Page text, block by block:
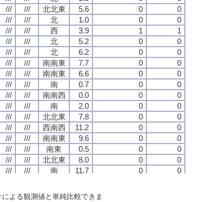
/// /// 北北東 5.6 0
0
/// /// 北 1.0 0
0
/// /// 西 3.9 1
1
/// /// 北 5.2 0
0
/// /// 北 6.2 0
0
/// /// 南南東 7.7 0
0
/// /// 南南東 6.6 0
0
/// /// 南 0.7 0
0
/// /// 南南西 0.0 0
0
/// /// 南 2.0 0
0
/// /// 北北東 7.8 0
0
/// /// 西南西 11.2 0
0
/// /// 南南東 9.6 0
0
/// /// 南東 0.5 0
0
/// /// 北北東 8.0 0
0
/// /// 南 11.7 0
0
/// 北 7.5
/// /// 北北東 5.6 0
0
/// /// 北 1.0 0
0
/// /// 西 3.9 1
1
/// /// 北 5.2 0
0
/// /// 北 6.2 0
0
/// /// 南南東 7.7 0
0
/// /// 南南東 6.6 0
0
/// /// 南 0.7 0
0
/// /// 南南西 0.0 0
0
/// /// 南 2.0 0
0
/// /// 北北東 7.8 0
0
/// /// 西南西 11.2 0
0
/// /// 南南東 9.6 0
0
/// /// 南東 0.5 0
0
/// /// 北北東 8.0 0
0
/// /// 南 11.7 0
0
/// 北 7.5
/// /// 北北東 5.6 0
0
/// /// 北 1.0 0
0
/// /// 西 3.9 1
1
/// /// 北 5.2 0
0
/// /// 北 6.2 0
0
/// /// 南南東 7.7 0
0
/// /// 南南東 6.6 0
0
/// /// 南 0.7 0
0
/// /// 南南西 0.0 0
0
/// /// 南 2.0 0
0
/// /// 北北東 7.8 0
0
/// /// 西南西 11.2 0
0
/// /// 南南東 9.6 0
0
/// /// 南東 0.5 0
0
/// /// 北北東 8.0 0
0
/// /// 南 11.7 0
0
/// 北 7.5
/// /// 北北東 5.6 0
0
/// /// 北 1.0 0
0
/// /// 西 3.9 1
1
/// /// 北 5.2 0
0
/// /// 北 6.2 0
0
/// /// 南南東 7.7 0
0
/// /// 南南東 6.6 0
0
/// /// 南 0.7 0
0
/// /// 南南西 0.0 0
0
/// /// 南 2.0 0
0
/// /// 北北東 7.8 0
0
/// /// 西南西 11.2 0
0
/// /// 南南東 9.6 0
0
/// /// 南東 0.5 0
0
/// /// 北北東 8.0 0
0
/// /// 南 11.7 0
0
/// 北 7.5
よる観測値と単純比較できま